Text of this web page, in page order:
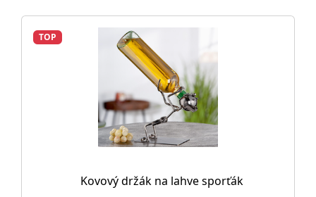
TOP
Kovový držák na lahve sporťák